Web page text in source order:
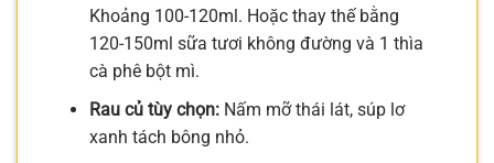
Khoảng 100-120ml. Hoặc thay thế bằng
120-150ml sữa tươi không đường và 1 thìa
cà phê bột mì.
Rau củ tùy chọn:Nấm mỡ thái lát, súp lơ
xanh tách bông nhỏ.